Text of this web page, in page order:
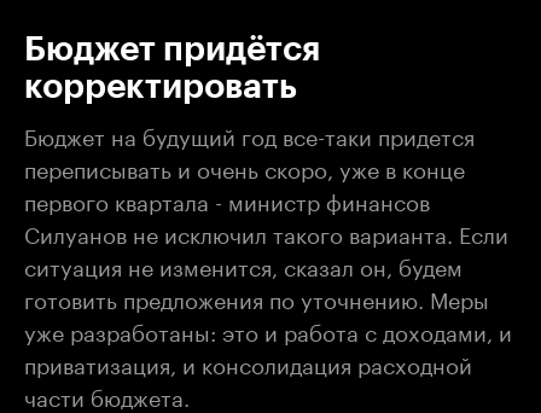
Бюджет придётся
корректировать
Бюджет на будущий год все-таки придется
переписывать и очень скоро, уже в конце
первого квартала - министр финансов
Силуанов не исключил такого варианта. Если
ситуация не изменится, сказал он, будем
готовить предложения по уточнению. Меры
уже разработаны: это и работа с доходами, и
приватизация, и консолидация расходной
части бюджета.